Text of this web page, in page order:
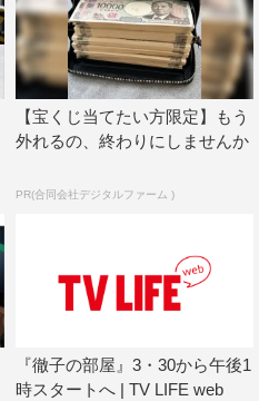
【宝くじ当てたい方限定】もう
外れるの、終わりにしませんか
PR(合同会社デジタルファーム )
『徹子の部屋』3・30から午後1
時スタートへ | TV LIFE web